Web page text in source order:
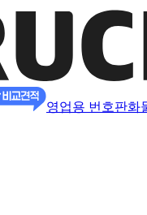
영업용 번호판화